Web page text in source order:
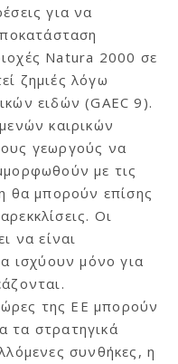
για να
Natura 2000 σε
ζημιές λόγω
ειδών (GAEC 9).
καιρικών
γεωργούς να
με τις
θα μπορούν επίσης
Οι
να είναι
ισχύουν μόνο για
της ΕΕ μπορούν
τα στρατηγικά
συνθήκες, η